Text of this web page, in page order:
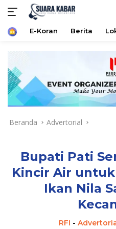
konten
HomeE-Koran Berita
Beranda Advertorial
Bupati Pati
Kincir Air
Ikan Nila
RFI -